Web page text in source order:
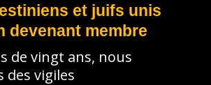
et juifs unis
devenant membre
de vingt ans, nous
des vigiles